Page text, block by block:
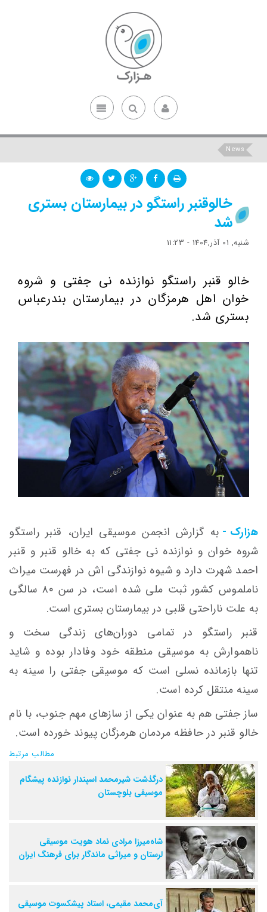
News
خالوقنبر راستگو در بیمارستان بستری
شد
شنبه, 01 آذر,1404 - 11:23
خالو قنبر راستگو نوازنده نی جفتی و شروه
خوان اهل هرمزگان در بیمارستان بندرعباس
بستری شد.
هزارک - به گزارش انجمن موسیقی ایران، قنبر راستگو
شروه خوان و نوازنده نی جفتی که به خالو قنبر و قنبر
احمد شهرت دارد و شیوه نوازندگی اش در فهرست میراث
ناملموس کشور ثبت ملی شده است، در سن ۸۰ سالگی
به علت ناراحتی قلبی در بیمارستان بستری است.
قنبر راستگو در تمامی دوران‌های زندگی سخت و
ناهموارش به موسیقی منطقه خود وفادار بوده و شاید
تنها بازمانده نسلی است که موسیقی جفتی را سینه به
سینه منتقل کرده است.
ساز جفتی هم به عنوان یکی از سازهای مهم جنوب، با نام
خالو قنبر در حافظه مردمان هرمزگان پیوند خورده‌ است.
مطالب مرتبط
درگذشت شیرمحمد اسپندار نوازنده پیشگام
موسیقی بلوچستان
شاه‌میرزا مرادی نماد هویت موسیقی
لرستان و میراثی ماندگار برای فرهنگ ایران
آی‌محمد مقیمی، استاد پیشکسوت موسیقی